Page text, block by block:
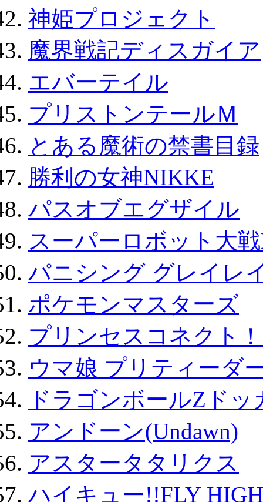
神姫プロジェクト
魔界戦記ディスガイア
エバーテイル
プリストンテールＭ
とある魔術の禁書目録
勝利の女神NIKKE
パスオブエグザイル
スーパーロボット大
パニシング グレイレ
ポケモンマスターズ
プリンセスコネクト
ウマ娘 プリティーダ
ドラゴンボールZド
アンドーン(Undawn)
アスタータタリクス
ハイキュー!!FLY HIGH